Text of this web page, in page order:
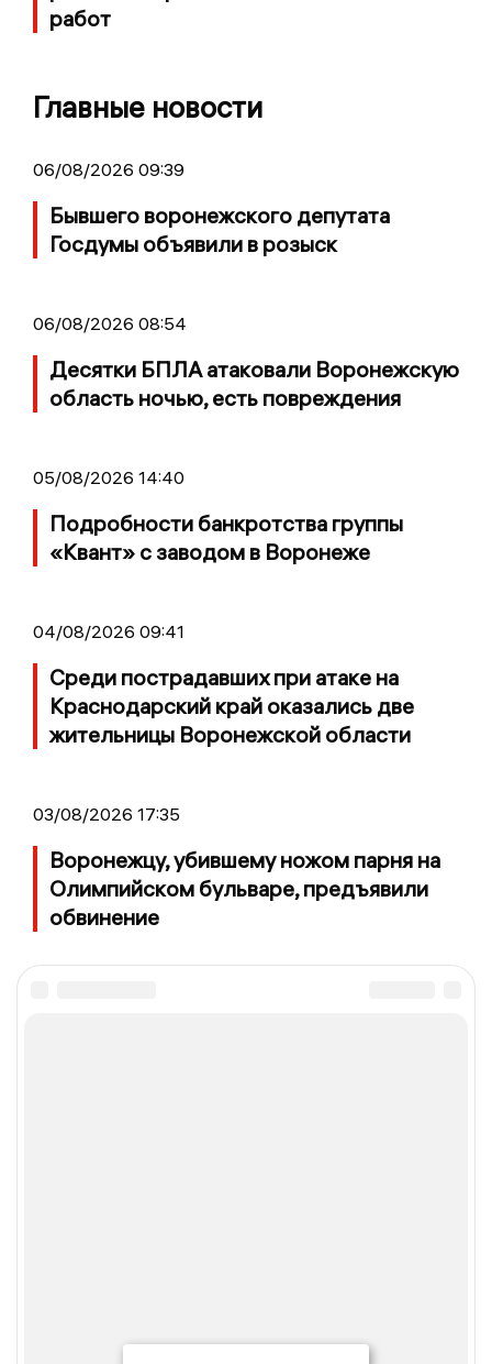
работ
Главные новости
06/08/2026 09:39
Бывшего воронежского депутата
Госдумы объявили в розыск
06/08/2026 08:54
Десятки БПЛА атаковали Воронежскую
область ночью, есть повреждения
05/08/2026 14:40
Подробности банкротства группы
«Квант» с заводом в Воронеже
04/08/2026 09:41
Среди пострадавших при атаке на
Краснодарский край оказались две
жительницы Воронежской области
03/08/2026 17:35
Воронежцу, убившему ножом парня на
Олимпийском бульваре, предъявили
обвинение